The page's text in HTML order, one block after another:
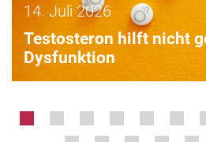
14. Juli 2026
Testosteron hilft nicht
Dysfunktion